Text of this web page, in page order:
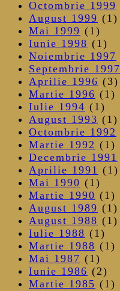
Octombrie 1999
August 1999 (1)
Mai 1999 (1)
Iunie 1998 (1)
Noiembrie 1997
Septembrie 1997
Aprilie 1996 (3)
Martie 1996 (1)
Iulie 1994 (1)
August 1993 (1)
Octombrie 1992
Martie 1992 (1)
Decembrie 1991
Aprilie 1991 (1)
Mai 1990 (1)
Martie 1990 (1)
August 1989 (1)
August 1988 (1)
Iulie 1988 (1)
Martie 1988 (1)
Mai 1987 (1)
Iunie 1986 (2)
Martie 1985 (1)